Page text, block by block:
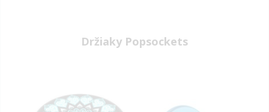
Držiaky Popsockets